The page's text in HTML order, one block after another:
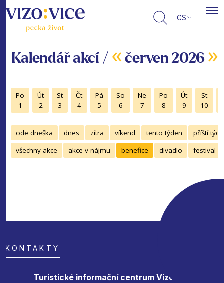
CS
Kalendář akcí / « červen 2026 »
Po
1
Út
2
St
3
Čt
4
Pá
5
So
6
Ne
7
Po
8
Út
9
St
10
ode dneška dnes zítra víkend tento týden
příští
všechny akce
akce v nájmu benefice divadlo festival
KONTAKTY
Turistické informační centrum Vizovice